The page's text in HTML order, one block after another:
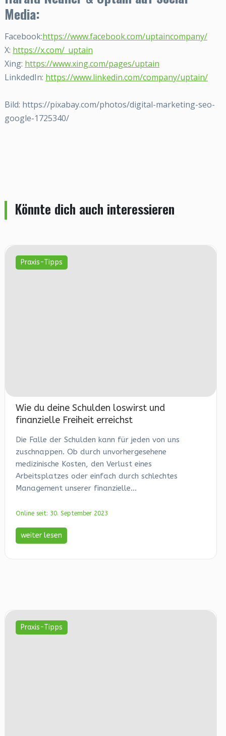
Media:
Facebook:https://www.facebook.com/uptaincompany/
X: https://x.com/_uptain
Xing: https://www.xing.com/pages/uptain
LinkdedIn: https://www.linkedin.com/company/uptain/
Bild: https://pixabay.com/photos/digital-marketing-seo-
google-1725340/
Könnte dich auch interessieren
Praxis-Tipps
Wie du deine Schulden loswirst und
finanzielle Freiheit erreichst
Die Falle der Schulden kann für jeden von uns
zuschnappen. Ob durch unvorhergesehene
medizinische Kosten, den Verlust eines
Arbeitsplatzes oder einfach durch schlechtes
Management unserer finanzielle...
Online seit: 30. September 2023
weiter lesen
Praxis-Tipps